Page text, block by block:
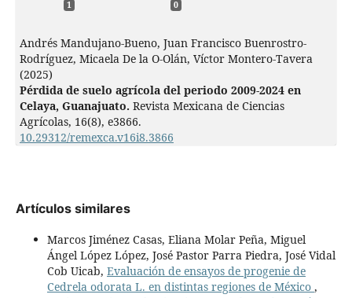
1 0
Andrés Mandujano-Bueno, Juan Francisco Buenrostro-
Rodríguez, Micaela De la O-Olán, Víctor Montero-Tavera
(2025)
Pérdida de suelo agrícola del periodo 2009-2024 en
Celaya, Guanajuato. Revista Mexicana de Ciencias
Agrícolas, 16(8), e3866.
10.29312/remexca.v16i8.3866
Artículos similares
Marcos Jiménez Casas, Eliana Molar Peña, Miguel
Ángel López López, José Pastor Parra Piedra, José Vidal
Cob Uicab, Evaluación de ensayos de progenie de
Cedrela odorata L. en distintas regiones de México ,